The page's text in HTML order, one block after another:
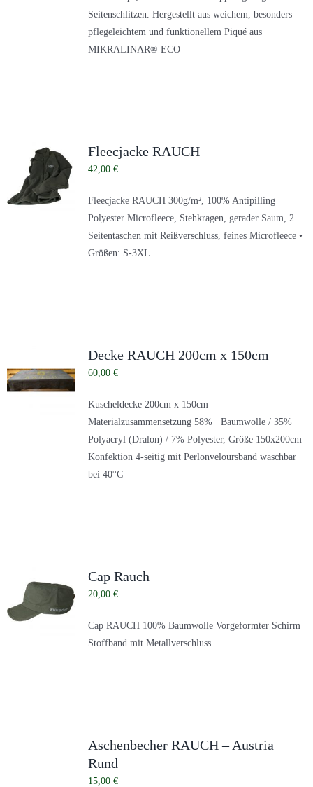
Seitenschlitzen. Hergestellt aus weichem, besonders
pflegeleichtem und funktionellem Piqué aus
MIKRALINAR® ECO
Fleecjacke RAUCH
42,00 €
Fleecjacke RAUCH 300g/m², 100% Antipilling
Polyester Microfleece, Stehkragen, gerader Saum, 2
Seitentaschen mit Reißverschluss, feines Microfleece •
Größen: S-3XL
Decke RAUCH 200cm x 150cm
60,00 €
Kuscheldecke 200cm x 150cm
Materialzusammensetzung 58% Baumwolle / 35%
Polyacryl (Dralon) / 7% Polyester, Größe 150x200cm
Konfektion 4-seitig mit Perlonveloursband waschbar
bei 40°C
Cap Rauch
20,00 €
Cap RAUCH 100% Baumwolle Vorgeformter Schirm
Stoffband mit Metallverschluss
Aschenbecher RAUCH – Austria
Rund
15,00 €